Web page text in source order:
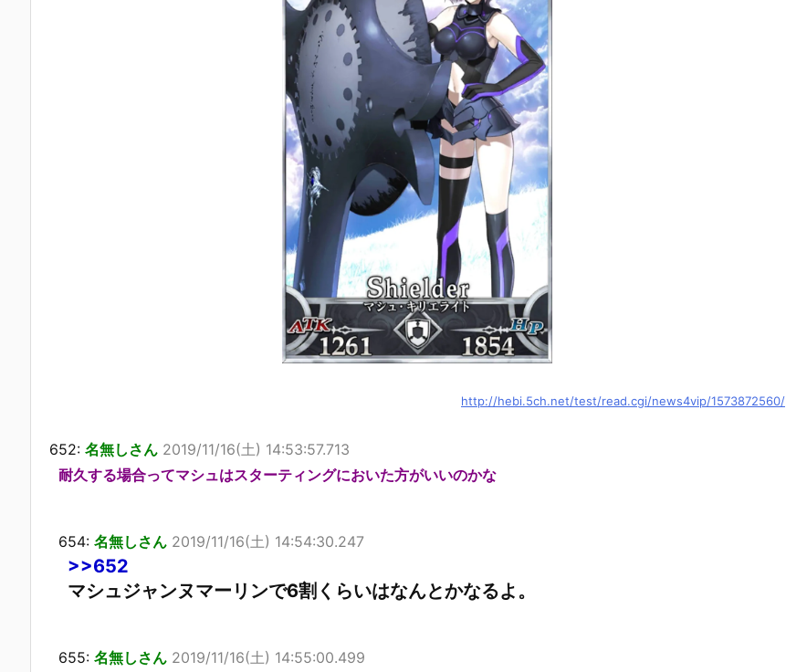
http://hebi.5ch.net/test/read.cgi/news4vip/1573872560/
652: 名無しさん 2019/11/16(土) 14:53:57.713
耐久する場合ってマシュはスターティングにおいた方がいいのかな
654: 名無しさん 2019/11/16(土) 14:54:30.247
>>652
マシュジャンヌマーリンで6割くらいはなんとかなるよ。
655: 名無しさん 2019/11/16(土) 14:55:00.499